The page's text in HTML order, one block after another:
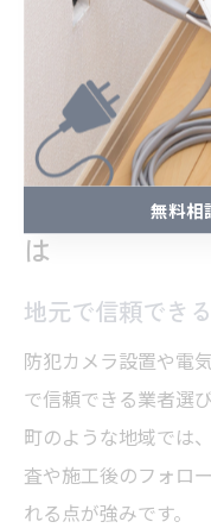
は、実績やアフター
碧南市で選
は
地元で信頼でき
防犯カメラ設置や電
で信頼できる業者選
町のような地域では
査や施工後のフォロ
れる点が強みです。
無料
無料相